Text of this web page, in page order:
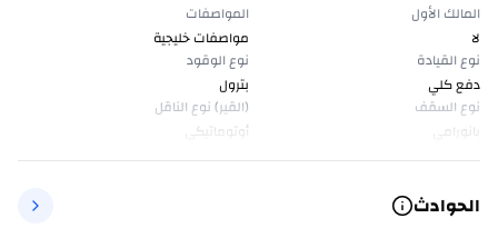
المالك الأول
لا
المواصفات
مواصفات خليجية
نوع القيادة
دفع كلي
نوع الوقود
بترول
نوع السقف
بانورامي
(القير) نوع الناقل
أوتوماتيكي
الحوادث